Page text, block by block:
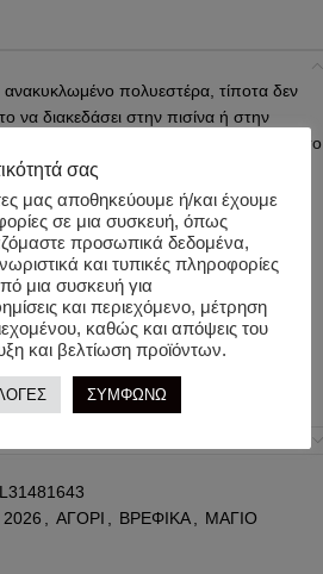
πολυεστέρα, τίποτα δεν
να διακεδάσει στην πισίνα ή στην
μέση και το κορδόνι χαρίζουν σε αυτό το
το μικρό σας κολυμπά είτε παίζει.
πολυεστέρας/15% ελαστίνη
στο πλυντήριο στους 30 βαθμούς,
λευκαντικό. Δεν είναι κατάλληλο
, ΑΓΟΡΙ , ΒΡΕΦΙΚΑ, ΜΑΓΙΟ
σας
μας αποθηκεύουμε ή/και έχουμε
σε μια συσκευή, όπως
προσωπικά δεδομένα,
και τυπικές πληροφορίες
μια συσκευή για
και περιεχόμενο, μέτρηση
καθώς και απόψεις του
και βελτίωση προϊόντων.
ΣΥΜΦΩΝΩ